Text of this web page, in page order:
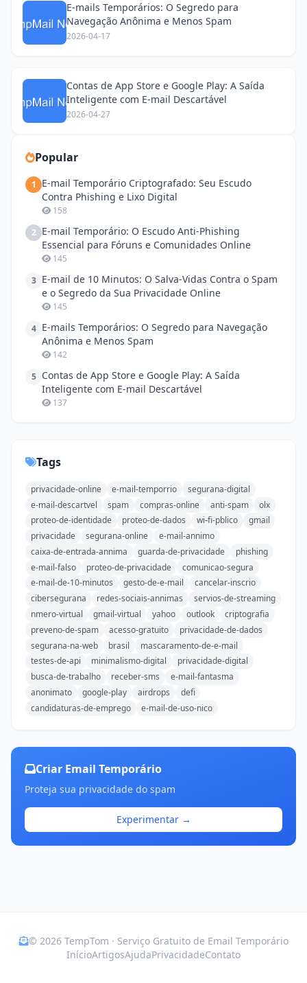
E-mails Temporários: O Segredo para
Navegação Anônima e Menos Spam
2026-04-17
Contas de App Store e Google Play: A Saída
Inteligente com E-mail Descartável
2026-04-27
Popular
1
E-mail Temporário Criptografado: Seu Escudo
Contra Phishing e Lixo Digital
158
2 E-mail Temporário: O Escudo Anti-Phishing
Essencial para Fóruns e Comunidades Online
145
3 E-mail de 10 Minutos: O Salva-Vidas Contra o Spam
e o Segredo da Sua Privacidade Online
145
4 E-mails Temporários: O Segredo para Navegação
Anônima e Menos Spam
142
5 Contas de App Store e Google Play: A Saída
Inteligente com E-mail Descartável
137
Tags
privacidade-online e-mail-temporrio
segurana-digital
e-mail-descartvel
spam compras-online anti-spam
olx
proteo-de-identidade
proteo-de-dados wi-fi-pblico
gmail
privacidade
segurana-online
e-mail-annimo
caixa-de-entrada-annima
guarda-de-privacidade
phishing
e-mail-falso
proteo-de-privacidade
comunicao-segura
e-mail-de-10-minutos
gesto-de-e-mail
cancelar-inscrio
cibersegurana
redes-sociais-annimas
servios-de-streaming
nmero-virtual
gmail-virtual yahoo outlook
criptografia
preveno-de-spam
acesso-gratuito
privacidade-de-dados
segurana-na-web
brasil
mascaramento-de-e-mail
testes-de-api
minimalismo-digital
privacidade-digital
busca-de-trabalho
receber-sms
e-mail-fantasma
anonimato
google-play airdrops
defi
candidaturas-de-emprego
e-mail-de-uso-nico
Criar Email Temporário
Proteja sua privacidade do spam
Experimentar →
© 2026 TempTom · Serviço Gratuito de Email Temporário
InícioArtigosAjudaPrivacidadeContato